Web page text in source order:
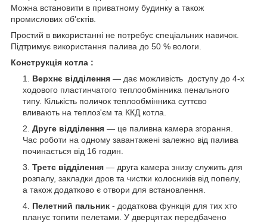
Можна встановити в приватному будинку а також
промислових об'єктів.
Простий в використанні не потребує спеціальних навичок.
Підтримує використання палива до 50 % вологи.
Конструкція котла :
Верхнє відділення — дає можливість доступу до 4-х
ходового пластинчатого теплообмінника пенального
типу. Кількість поличок теплообмінника суттєво
вливають на теплоз'єм та ККД котла.
Друге відділення — це паливна камера згорання.
Час роботи на одному завантажені залежно від палива
починається від 16 годин.
Третє відділення — друга камера знизу служить для
розпалу, закладки дров та чистки колосників від попелу,
а також додатково є отвори для встановлення.
Пелетний пальник - додаткова функція для тих хто
планує топити пелетами. У дверцятах передбачено